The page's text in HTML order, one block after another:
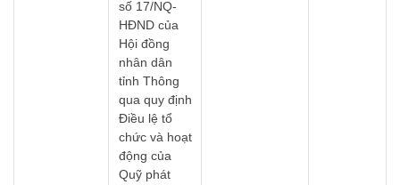
số 17/NQ-
HĐND của
Hội đồng
nhân dân
tỉnh Thông
qua quy định
Điều lệ tổ
chức và hoạt
động của
Quỹ phát